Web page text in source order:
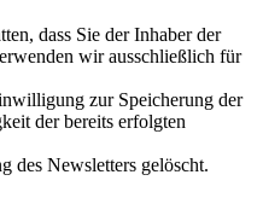
dass Sie der Inhaber der
wir ausschließlich für
zur Speicherung der
der bereits erfolgten
des Newsletters gelöscht.